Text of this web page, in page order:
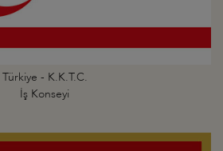
Türkiye - K.K.T.C.
İş Konseyi